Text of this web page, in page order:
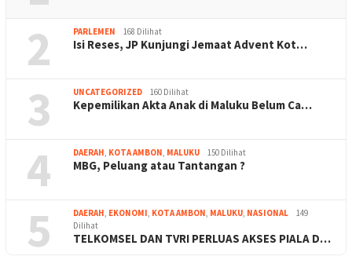
2 PARLEMEN 168 Dilihat
Isi Reses, JP Kunjungi Jemaat Advent Kot…
3 UNCATEGORIZED 160 Dilihat
Kepemilikan Akta Anak di Maluku Belum Ca…
4 DAERAH, KOTA AMBON, MALUKU 150 Dilihat
MBG, Peluang atau Tantangan ?
5 DAERAH, EKONOMI, KOTA AMBON, MALUKU, NASIONAL
149
Dilihat
TELKOMSEL DAN TVRI PERLUAS AKSES PIALA D…